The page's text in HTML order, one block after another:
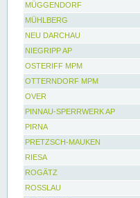
MÜGGENDORF
MÜHLBERG
NEU DARCHAU
NIEGRIPP AP
OSTERIFF MPM
OTTERNDORF MPM
OVER
PINNAU-SPERRWERK AP
PIRNA
PRETZSCH-MAUKEN
RIESA
ROGÄTZ
ROSSLAU